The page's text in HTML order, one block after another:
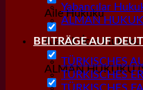
Aile Hukuku
Alacak/İcra Hukuku
ALMAN HUKUKU
Yabancılar
ALMAN
BEITRÄGE AUF
TÜRKISCHES
TÜRKISCHES